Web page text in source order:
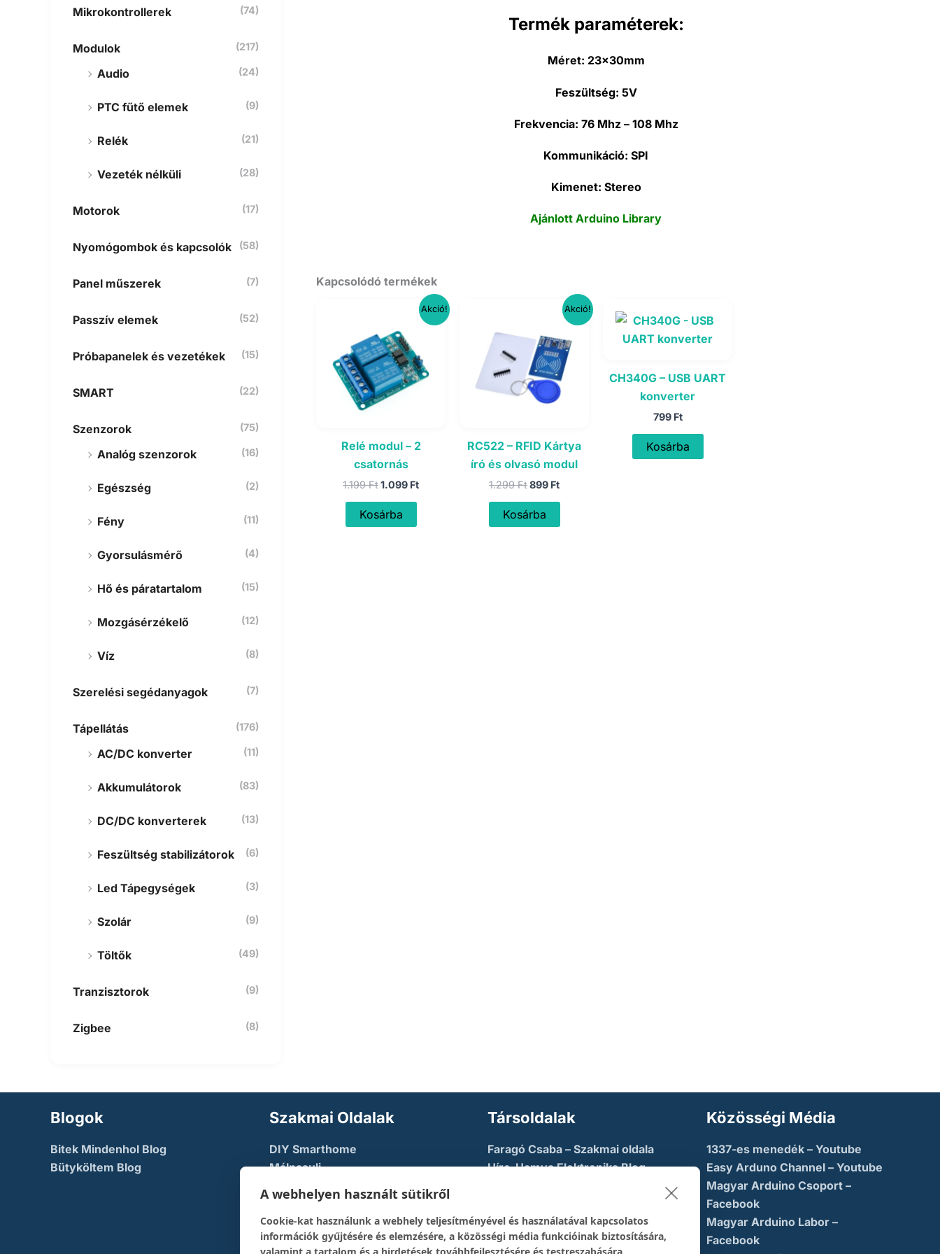
Mikrokontrollerek (74)
Modulok (217)
Audio (24)
PTC fűtő elemek (9)
Relék (21)
Vezeték nélküli (28)
Motorok (17)
Nyomógombok és kapcsolók (58)
Panel műszerek (7)
Passzív elemek (52)
Próbapanelek és vezetékek (15)
SMART (22)
Szenzorok (75)
Analóg szenzorok (16)
Egészség (2)
Fény (11)
Gyorsulásmérő (4)
Hő és páratartalom (15)
Mozgásérzékelő (12)
Víz (8)
Szerelési segédanyagok (7)
Tápellátás (176)
AC/DC konverter (11)
Akkumulátorok (83)
DC/DC konverterek (13)
Feszültség stabilizátorok (6)
Led Tápegységek (3)
Szolár (9)
Töltők (49)
Tranzisztorok (9)
Zigbee (8)
Termék paraméterek:
Méret: 23x30mm
Feszültség: 5V
Frekvencia: 76 Mhz – 108 Mhz
Kommunikáció: SPI
Kimenet: Stereo
Ajánlott Arduino Library
Kapcsolódó termékek
Akció!
Relé modul – 2
csatornás
1.199FtOriginal
was:
1.199 Ft.
1.099 FtCurrent
Kosárba
Akció!
RC522 – RFID Kártya
író és olvasó modul
1.299FtOriginal
was:
1.299 Ft.
899 FtCurrent
Kosárba
CH340G – USB UART
konverter
799 Ft
Kosárba
Blogok
Bitek Mindenhol Blog
Bütyköltem Blog
Szakmai Oldalak
DIY Smarthome
Málnasuli
NodeMcu AZURE
TechFactory
The Developer Guy – Képzési
pont
Társoldalak
Faragó Csaba – Szakmai oldala
Híre-Hamva Elektronika Blog
oldala
Robotika Pécs – Alapítvány
Közösségi Média
1337-es menedék – Youtube
Easy Arduno Channel – Youtube
Magyar Arduino Csoport –
Facebook
Magyar Arduino Labor –
Facebook
A webhelyen használt sütikről
Cookie-kat használunk a webhely teljesítményével és használatával kapcsolatos
információk gyűjtésére és elemzésére, a közösségi média funkcióinak biztosítására,